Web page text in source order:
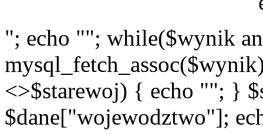
"; echo ""; while($wynik
<>$starewoj) { echo ""; }
$dane["wojewodztwo"];